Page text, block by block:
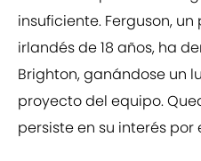
insuficiente. Ferguson,
irlandés de 18 años, ha
Brighton, ganándose un
proyecto del equipo.
persiste en su interés